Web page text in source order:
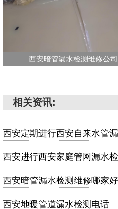
西安暗管漏水检测维修公司
相关资讯:
西安定期进行西安自来水管
西安进行西安家庭管网漏水
西安暗管漏水检测维修哪家好
西安地暖管道漏水检测电话